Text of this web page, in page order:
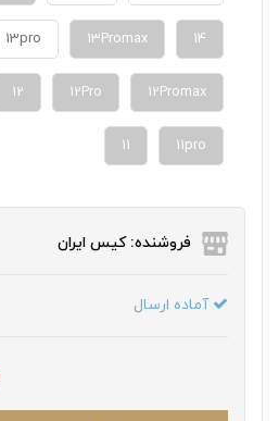
14
13Promax
13pro
12Promax
12Pro
12
11pro
11
فروشنده: کیس ایران
آماده ارسال